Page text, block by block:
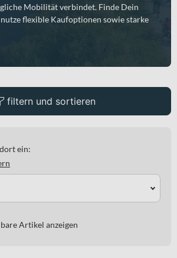
Mobilität verbindet. Finde Dein
nutze flexible Kaufoptionen sowie starke
filtern und sortieren
ein:
Artikel anzeigen